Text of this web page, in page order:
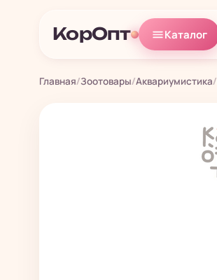
КорОпт Каталог
Главная/Зоотовары/Аквариумистика/